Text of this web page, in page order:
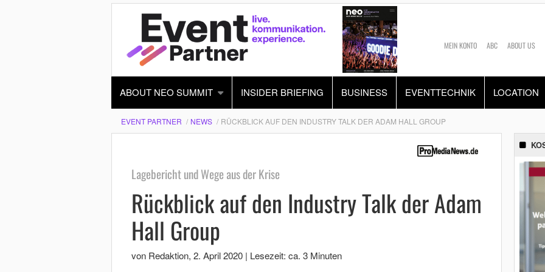
MEIN KONTO ABC ABOUT US
ABOUT NEO SUMMIT INSIDER BRIEFING BUSINESS EVENTTECHNIK LOCATION
EVENT PARTNER NEWS RÜCKBLICK AUF DEN INDUSTRY TALK DER ADAM HALL GROUP
Lagebericht und Wege aus der Krise
Rückblick auf den Industry Talk der Adam
Hall Group
von Redaktion, 2. April 2020 | Lesezeit: ca. 3 Minuten